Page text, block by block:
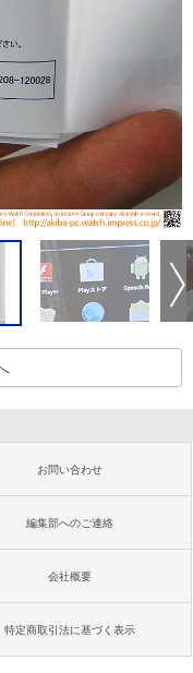
お問い合わせ
編集部へのご連絡
会社概要
特定商取引法に基づく表示